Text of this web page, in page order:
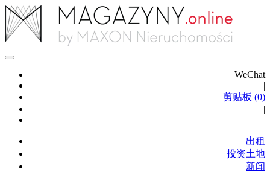
WeChat
|
剪贴板 (0)
|
出租
投资土地
新闻